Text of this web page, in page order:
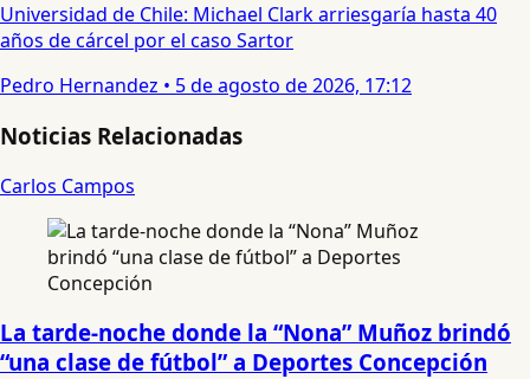
Universidad de Chile: Michael Clark arriesgaría hasta 40
años de cárcel por el caso Sartor
Pedro Hernandez • 5 de agosto de 2026, 17:12
Noticias Relacionadas
Carlos Campos
La tarde-noche donde la “Nona” Muñoz brindó
“una clase de fútbol” a Deportes Concepción